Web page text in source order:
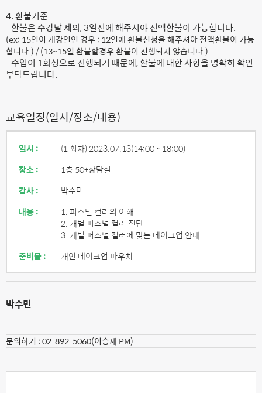
4. 환불기준
- 환불은 수강날 제외, 3일전에 해주셔야 전액환불이 가능합니다.
(ex: 15일이 개강일인 경우 : 12일에 환불신청을 해주셔야 전액환불이 가능
합니다.) / (13~15일 환불할경우 환불이 진행되지 않습니다.)
- 수업이 1회성으로 진행되기 때문에, 환불에 대한 사항을 명확히 확인
부탁드립니다.
교육일정(일시/장소/내용)
일시 : (1 회차) 2023.07.13(14:00 ~ 18:00)
장소 :
1층 50+상담실
강사 :
박수민
내용 :
1. 퍼스널 컬러의 이해
2. 개별 퍼스널 컬러 진단
3. 개별 퍼스널 컬러에 맞는 메이크업 안내
준비물 :
개인 메이크업 파우치
박수민
문의하기 :02-892-5060(이승재 PM)